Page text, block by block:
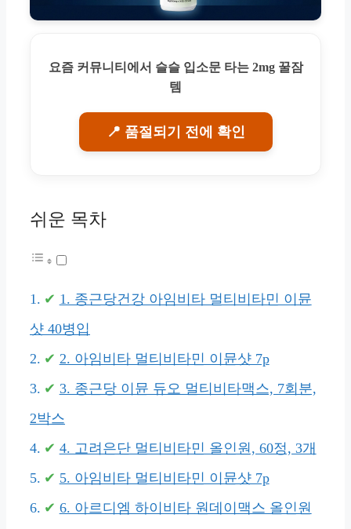
요즘 커뮤니티에서 슬슬 입소문 타는 2mg 꿀잠
템
📍 품절되기 전에 확인
쉬운 목차
1. 종근당건강 아임비타 멀티비타민 이뮨
샷 40병입
2. 아임비타 멀티비타민 이뮨샷 7p
3. 종근당 이뮨 듀오 멀티비타맥스, 7회분,
2박스
4. 고려은단 멀티비타민 올인원, 60정, 3개
5. 아임비타 멀티비타민 이뮨샷 7p
6. 아르디엠 하이비타 원데이맥스 올인원